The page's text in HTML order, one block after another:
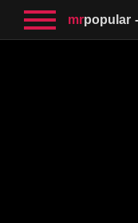
mrpopular